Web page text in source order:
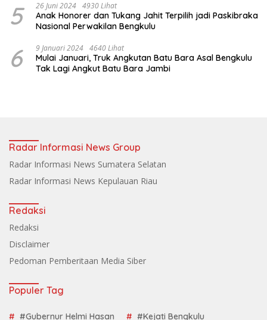
5 26 Juni 2024 4930 Lihat
Anak Honorer dan Tukang Jahit Terpilih jadi Paskibraka
Nasional Perwakilan Bengkulu
6 9 Januari 2024 4640 Lihat
Mulai Januari, Truk Angkutan Batu Bara Asal Bengkulu
Tak Lagi Angkut Batu Bara Jambi
Radar Informasi News Group
Radar Informasi News Sumatera Selatan
Radar Informasi News Kepulauan Riau
Redaksi
Redaksi
Disclaimer
Pedoman Pemberitaan Media Siber
Populer Tag
#Gubernur Helmi Hasan #Kejati Bengkulu